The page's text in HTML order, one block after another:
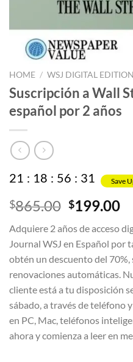
HOME / WSJ DIGITAL EDITION
Suscripción a Wall
español por 2 años
21 : 18 : 56 : 31 Save
$865.00 Original
was:
$865.00.
$199.00
Adquiere 2 años de acceso
Journal WSJ en Español por
obtén un descuento del
renovaciones automáticas.
cliente está a tu disposición
sábado, a través de teléfono
en PC, Mac, teléfonos
ahora y comienza a leer en